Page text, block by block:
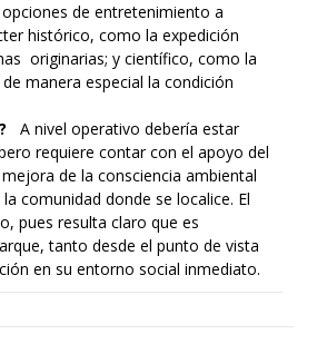
de entretenimiento a
histórico, como la expedición
originarias; y científico, como la
manera especial la condición
A nivel operativo debería estar
requiere contar con el apoyo del
de la consciencia ambiental
comunidad donde se localice. El
pues resulta claro que es
tanto desde el punto de vista
en su entorno social inmediato.